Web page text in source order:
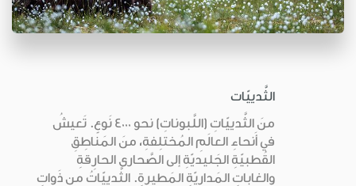
الثَّدييّات
منَ الثَّدييّاتِ (اللَّبوناتِ) نحو 4000 نَوعٍ. تَعيشُ
في أَنحاءِ العالَمِ المُختلِفةِ، منَ المَناطِقِ
القُطبيّةِ الجَليديّةِ إلى الصَّحارى الحارِقةِ
والغاباتِ المَداريّةِ المَطيرةِ. الثَّدييّاتُ من ذَواتِ